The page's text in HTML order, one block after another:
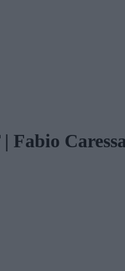
Fabio